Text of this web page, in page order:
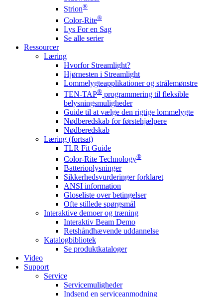
Strion®
Color-Rite®
Lys For en Sag
Se alle serier
Ressourcer
Læring
Hvorfor Streamlight?
Hjørnesten i Streamlight
Lommelygteapplikationer og strålemønstre
TEN-TAP® programmering til fleksible
belysningsmuligheder
Guide til at vælge den rigtige lommelygte
Nødberedskab for førstehjælpere
Nødberedskab
Læring (fortsat)
TLR Fit Guide
Color-Rite Technology®
Batterioplysninger
Sikkerhedsvurderinger forklaret
ANSI information
Gloseliste over betingelser
Ofte stillede spørgsmål
Interaktive demoer og træning
Interaktiv Beam Demo
Retshåndhævende uddannelse
Katalogbibliotek
Se produktkataloger
Video
Support
Service
Servicemuligheder
Indsend en serviceanmodning